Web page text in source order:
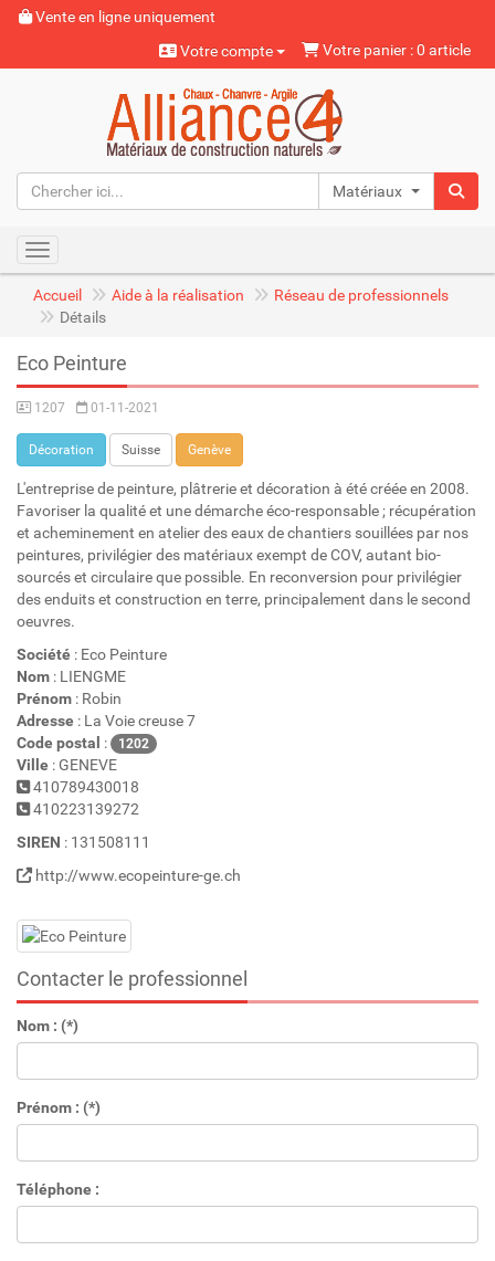
Vente en ligne uniquement
Votre compte
Votre panier : 0 article
Matériaux naturels
Toggle navigation
Accueil Aide à la réalisation
Réseau de professionnels
Détails
Eco Peinture
1207 01-11-2021
Décoration Suisse Genève
L'entreprise de peinture, plâtrerie et décoration à été créée en 2008.
Favoriser la qualité et une démarche éco-responsable ; récupération
et acheminement en atelier des eaux de chantiers souillées par nos
peintures, privilégier des matériaux exempt de COV, autant bio-
sourcés et circulaire que possible. En reconversion pour privilégier
des enduits et construction en terre, principalement dans le second
oeuvres.
Société : Eco Peinture
Nom : LIENGME
Prénom : Robin
Adresse : La Voie creuse 7
Code postal : 1202
Ville : GENEVE
410789430018
410223139272
SIREN : 131508111
http://www.ecopeinture-ge.ch
Contacter le professionnel
Nom : (*)
Prénom : (*)
Téléphone :